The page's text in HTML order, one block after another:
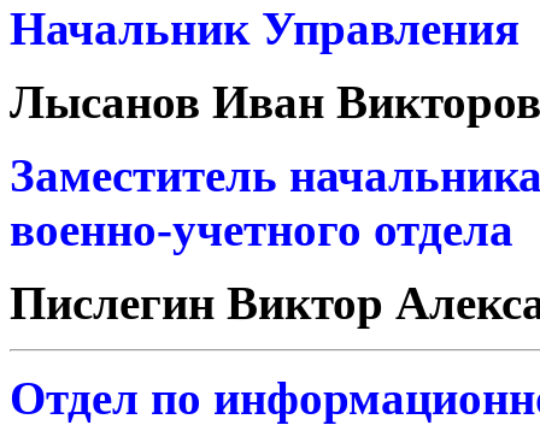
Начальник
Лысанов Иван
Заместитель
военно-учетного отдела
Пислегин Виктор
Отдел по